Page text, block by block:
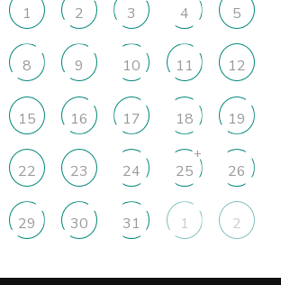
1 2 3 4 5
8 9 10 11 12
15 16 17 18 19
22 23 24 25
+
26
29 30 31 1 2